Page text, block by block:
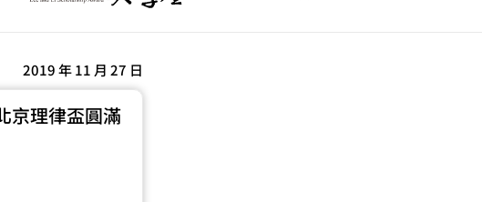
2019 年 11 月 27 日
京理律盃圓滿